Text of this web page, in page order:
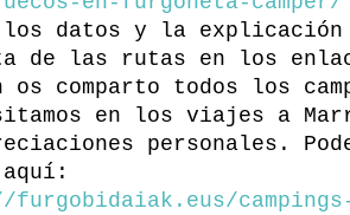
los datos y la explicación
de las rutas en los
os comparto todos los
en los viajes a
personales.